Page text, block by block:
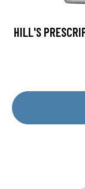
HILL'S